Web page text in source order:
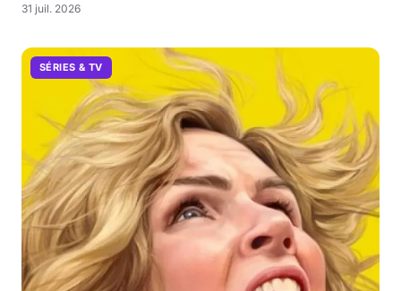
31 juil. 2026
SÉRIES & TV